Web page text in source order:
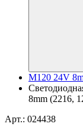
M120 24V
8mm (2216,
Арт.: 024438